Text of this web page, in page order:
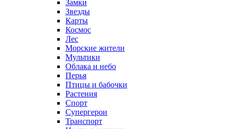
Замки
Звезды
Карты
Космос
Лес
Морские жители
Мультики
Облака и небо
Перья
Птицы и бабочки
Растения
Спорт
Супергерои
Транспорт